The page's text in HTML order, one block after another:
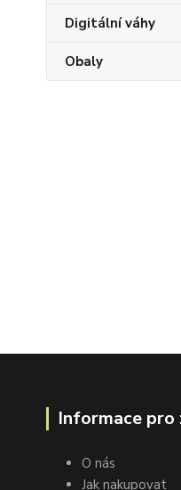
Digitální váhy
Obaly
Informace pro
O nás
Jak nakupovat